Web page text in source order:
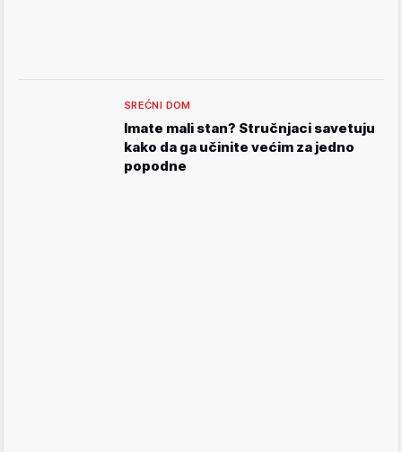
SREĆNI DOM
Imate mali stan? Stručnjaci savetuju
kako da ga učinite većim za jedno
popodne